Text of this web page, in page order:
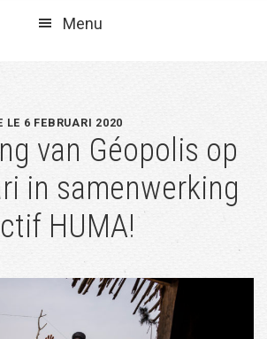
Menu
LE 6 FEBRUARI 2020
van Géopolis op
in samenwerking
HUMA!